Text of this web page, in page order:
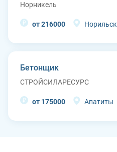
Норникель
от 216000 Норильск
Бетонщик
СТРОЙСИЛАРЕСУРС
от 175000 Апатиты